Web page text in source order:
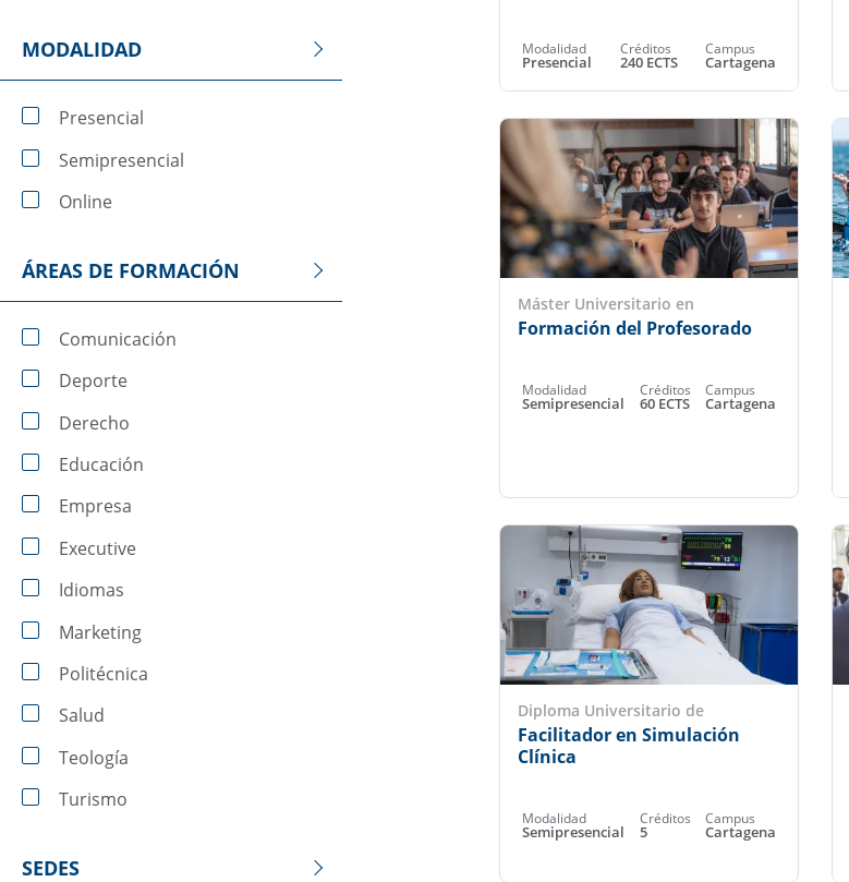
MODALIDAD
Presencial
Semipresencial
Online
ÁREAS DE FORMACIÓN
Comunicación
Deporte
Derecho
Educación
Empresa
Executive
Idiomas
Marketing
Politécnica
Salud
Teología
Turismo
SEDES
Modalidad
Presencial
Créditos
240 ECTS
Campus
Cartagena
Máster Universitario en
Formación del Profesorado
Modalidad
Semipresencial
Créditos
60 ECTS
Campus
Cartagena
Diploma Universitario de
Facilitador en Simulación
Clínica
Modalidad
Semipresencial
Créditos
5
Campus
Cartagena